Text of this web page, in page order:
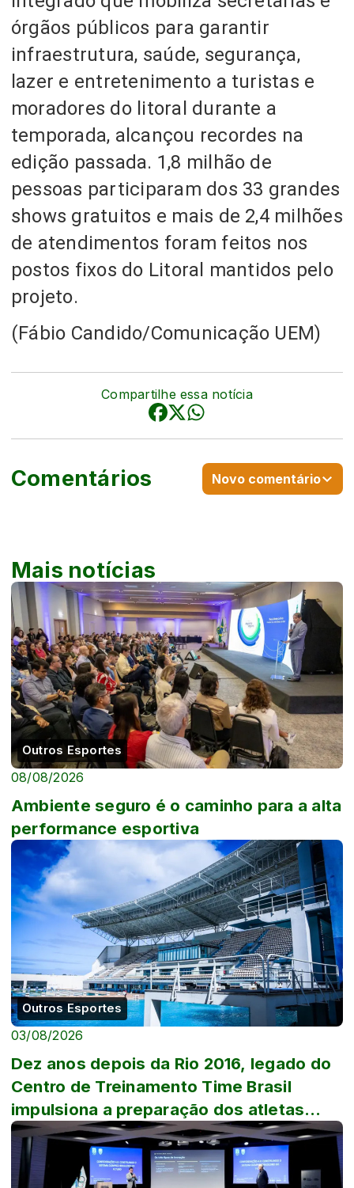
órgãos públicos para garantir
infraestrutura, saúde, segurança,
lazer e entretenimento a turistas e
moradores do litoral durante a
temporada, alcançou recordes na
edição passada. 1,8 milhão de
pessoas participaram dos 33 grandes
shows gratuitos e mais de 2,4 milhões
de atendimentos foram feitos nos
postos fixos do Litoral mantidos pelo
projeto.
(Fábio Candido/Comunicação UEM)
Compartilhe essa notícia
Comentários Novo comentário
Mais notícias
Outros Esportes
08/08/2026
Ambiente seguro é o caminho para a alta
performance esportiva
Outros Esportes
03/08/2026
Dez anos depois da Rio 2016, legado do
Centro de Treinamento Time Brasil
impulsiona a preparação dos atletas
brasileiros